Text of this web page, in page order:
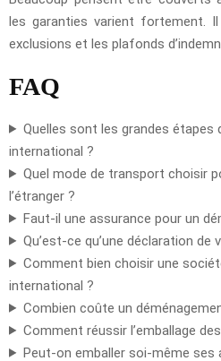
les garanties varient fortement.
exclusions et les plafonds
FAQ
Quelles sont les grandes étapes
international ?
Quel mode de transport choisir
l’étranger ?
Faut-il une assurance pour un
Qu’est-ce qu’une déclaration de
Comment bien choisir une
international ?
Combien coûte un
Comment réussir l’emballage
Peut-on emballer soi-même ses